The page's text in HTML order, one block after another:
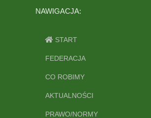
NAWIGACJA:
START
FEDERACJA
CO ROBIMY
AKTUALNOŚCI
PRAWO/NORMY